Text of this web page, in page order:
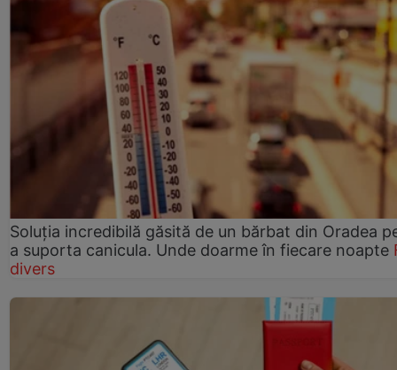
Soluția incredibilă găsită de un bărbat din Oradea
a suporta canicula. Unde doarme în fiecare noapte
divers